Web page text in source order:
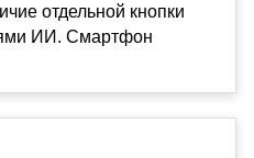
отдельной кнопки
ИИ. Смартфон